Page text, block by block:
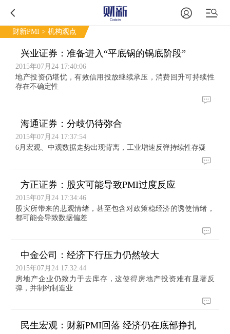
财新PMI > 机构观点
兴业证券：准备进入“平底锅的锅底阶段”
2015年07月24 17:40:06
地产投资仍堪忧，有效信用投放继续承压，消费回升可持续性
存在不确定性
海通证券：分歧仍待弥合
2015年07月24 17:37:54
6月宏观、中观数据走势出现背离，工业增速反弹持续性存疑
方正证券：股灾可能导致PMI过度反应
2015年07月24 17:34:46
股灾所带来的悲观情绪，甚至包含对政策稳经济的诱使情绪，
都可能会导致数据偏差
中金公司：经济下行压力仍然较大
2015年07月24 17:32:44
房地产企业仍致力于去库存，这使得房地产投资难有显著反
弹，并制约制造业
民生宏观：财新PMI回落 经济仍在底部挣扎